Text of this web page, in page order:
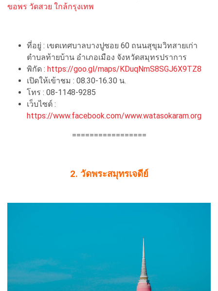
ขอพร วัดสวย ใกล้กรุงเทพ
ที่อยู่ : เขตเทศบาลบางปูซอย 60 ถนนสุขุมวิทสายเก่า
ตำบลท้ายบ้าน อำเภอเมือง จังหวัดสมุทรปราการ
พิกัด : https://goo.gl/maps/KDuqNmS8SGJ6X9TZ8
เปิดให้เข้าชม : 08.30-16.30 น.
โทร : 08-1148-9285
เว็บไซต์ :
https://www.facebook.com/www.watasokaram.org
=================
2. วัดพระสมุทรเจดีย์